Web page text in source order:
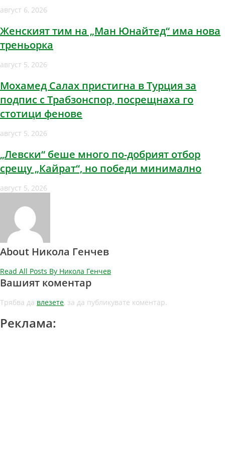
август 6, 2026
Женският тим на „Ман Юнайтед“ има нова
треньорка
август 5, 2026
Мохамед Салах пристигна в Турция за
подпис с Трабзонспор, посрещнаха го
стотици фенове
август 5, 2026
„Левски“ беше много по-добрият отбор
срещу „Кайрат“, но победи минимално
август 5, 2026
About Никола Генчев
Read All Posts By Никола Генчев
Вашият коментар
Трябва да влезете, за да публикувате коментар.
Реклама: